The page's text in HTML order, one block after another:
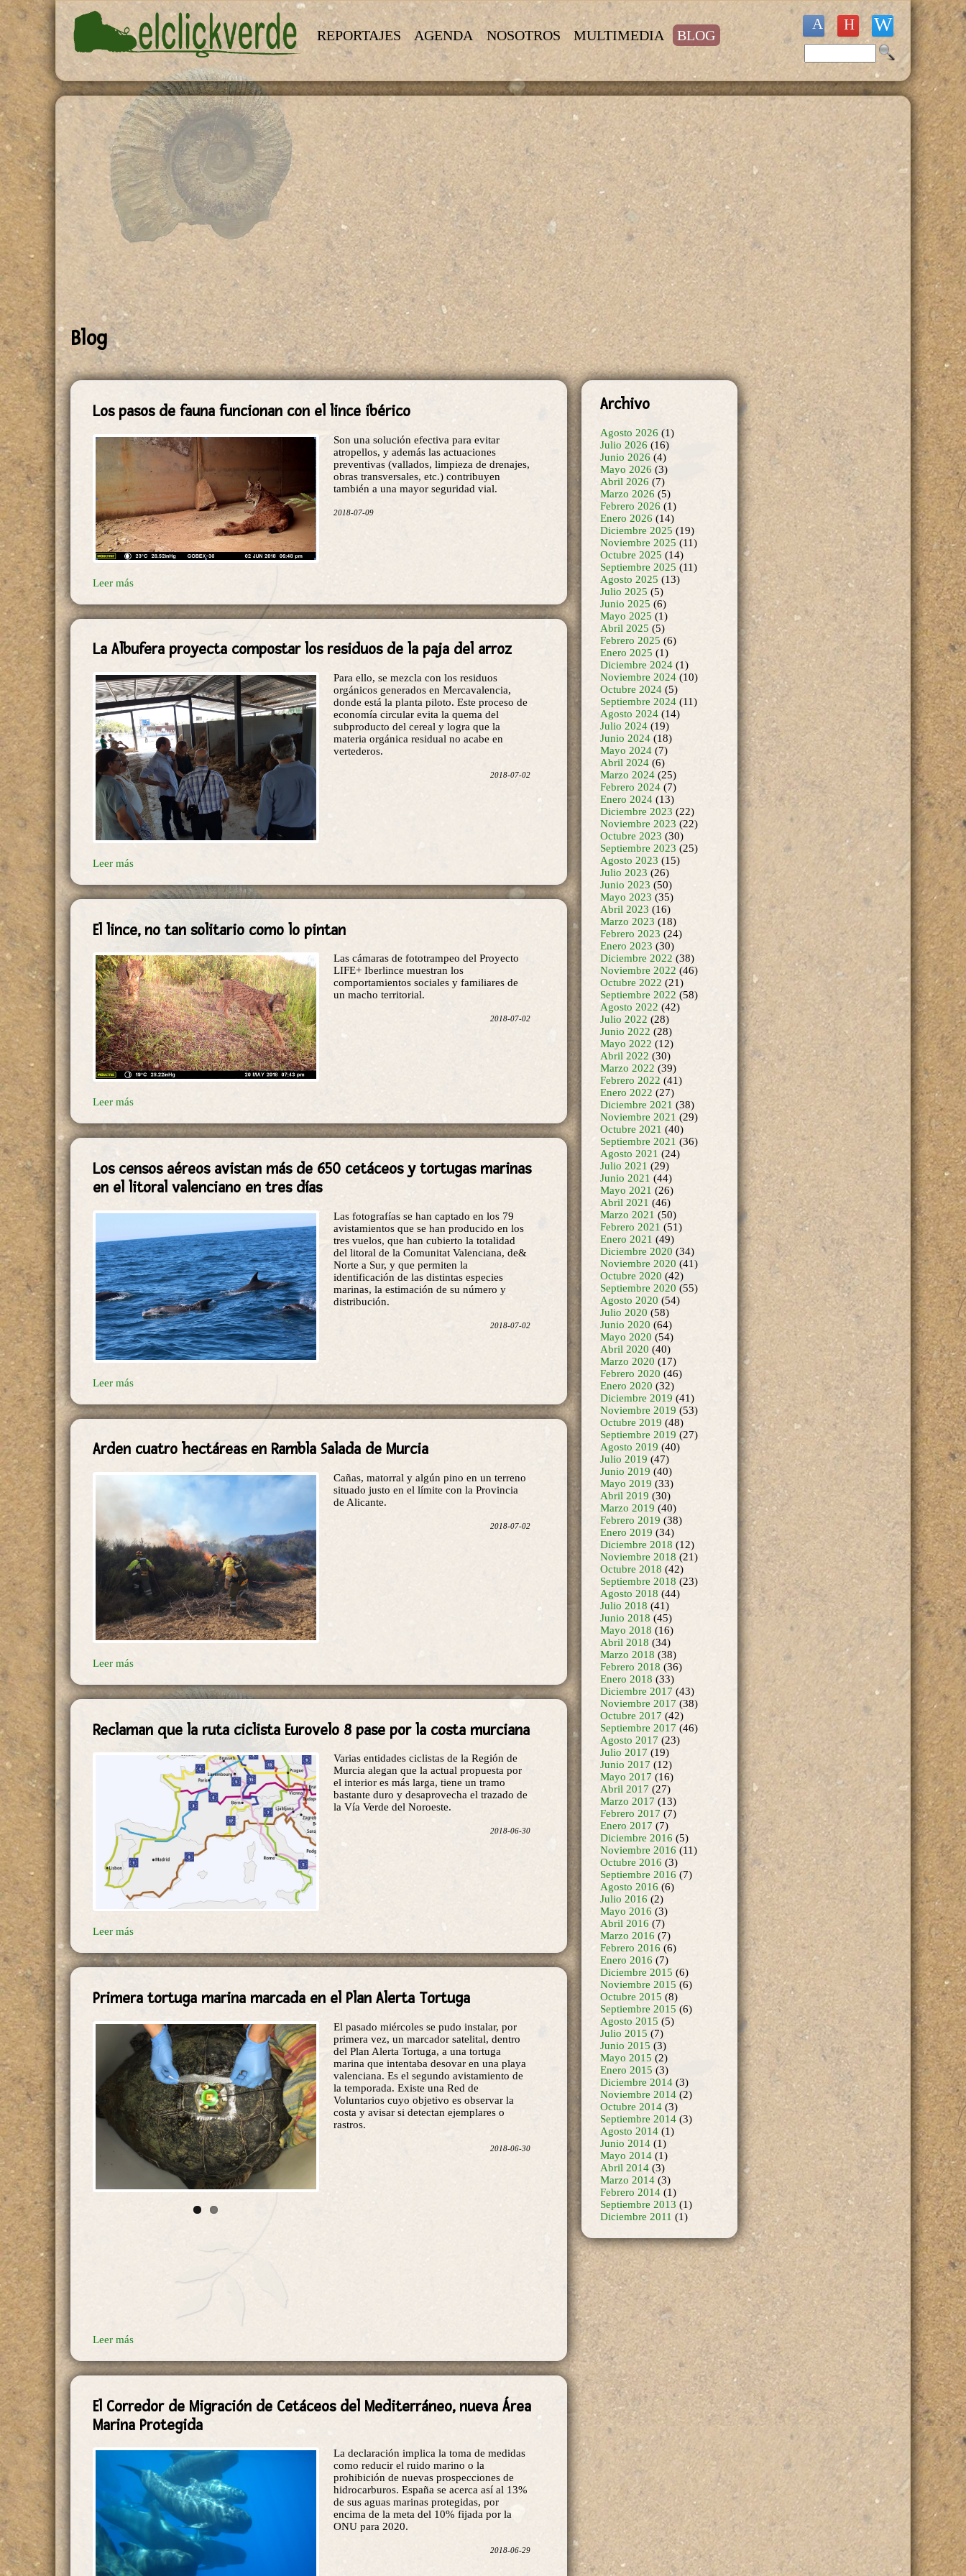
Pasar al contenido principal
REPORTAJES AGENDA NOSOTROS MULTIMEDIA BLOG
Formulario de búsqueda
Blog
Los pasos de fauna funcionan con el lince ibérico
Son una solución efectiva para evitar
atropellos, y además las actuaciones
preventivas (vallados, limpieza de drenajes,
obras transversales, etc.) contribuyen
también a una mayor seguridad vial.
2018-07-09
Leer más
La Albufera proyecta compostar los residuos de la paja del arroz
Para ello, se mezcla con los residuos
orgánicos generados en Mercavalencia,
donde está la planta piloto. Este proceso de
economía circular evita la quema del
subproducto del cereal y logra que la
materia orgánica residual no acabe en
vertederos.
2018-07-02
Leer más
El lince, no tan solitario como lo pintan
Las cámaras de fototrampeo del Proyecto
LIFE+ Iberlince muestran los
comportamientos sociales y familiares de
un macho territorial.
2018-07-02
Leer más
Los censos aéreos avistan más de 650 cetáceos y tortugas marinas
en el litoral valenciano en tres días
Las fotografías se han captado en los 79
avistamientos que se han producido en los
tres vuelos, que han cubierto la totalidad
del litoral de la Comunitat Valenciana, de&
Norte a Sur, y que permiten la
identificación de las distintas especies
marinas, la estimación de su número y
distribución.
2018-07-02
Leer más
Arden cuatro hectáreas en Rambla Salada de Murcia
Cañas, matorral y algún pino en un terreno
situado justo en el límite con la Provincia
de Alicante.
2018-07-02
Leer más
Reclaman que la ruta ciclista Eurovelo 8 pase por la costa murciana
Varias entidades ciclistas de la Región de
Murcia alegan que la actual propuesta por
el interior es más larga, tiene un tramo
bastante duro y desaprovecha el trazado de
la Vía Verde del Noroeste.
2018-06-30
Leer más
Primera tortuga marina marcada en el Plan Alerta Tortuga
El pasado miércoles se pudo instalar, por
primera vez, un marcador satelital, dentro
del Plan Alerta Tortuga, a una tortuga
marina que intentaba desovar en una playa
valenciana. Es el segundo avistamiento de
la temporada. Existe una Red de
Voluntarios cuyo objetivo es observar la
costa y avisar si detectan ejemplares o
rastros.
2018-06-30
El Corredor de Migración de Cetáceos del Mediterráneo, nueva Área
Marina Protegida
La declaración implica la toma de medidas
como reducir el ruido marino o la
prohibición de nuevas prospecciones de
hidrocarburos. España se acerca así al 13%
de sus aguas marinas protegidas, por
encima de la meta del 10% fijada por la
Archivo
Agosto 2026 (1)
Julio 2026 (16)
Junio 2026 (4)
Mayo 2026 (3)
Abril 2026 (7)
Marzo 2026 (5)
Febrero 2026 (1)
Enero 2026 (14)
Diciembre 2025 (19)
Noviembre 2025 (11)
Octubre 2025 (14)
Septiembre 2025 (11)
Agosto 2025 (13)
Julio 2025 (5)
Junio 2025 (6)
Mayo 2025 (1)
Abril 2025 (5)
Febrero 2025 (6)
Enero 2025 (1)
Diciembre 2024(1)
Noviembre 2024(10)
Octubre 2024(5)
Septiembre 2024(11)
Agosto 2024(14)
Julio 2024(19)
Junio 2024(18)
Mayo 2024(7)
Abril 2024(6)
Marzo 2024(25)
Febrero 2024(7)
Enero 2024(13)
Diciembre 2023 (22)
Noviembre 2023 (22)
Octubre 2023 (30)
Septiembre 2023 (25)
Agosto 2023 (15)
Julio 2023 (26)
Junio 2023 (50)
Mayo 2023 (35)
Abril 2023 (16)
Marzo 2023 (18)
Febrero 2023 (24)
Enero 2023 (30)
Diciembre 2022 (38)
Noviembre 2022 (46)
Octubre 2022 (21)
Septiembre 2022 (58)
Agosto 2022 (42)
Julio 2022 (28)
Junio 2022 (28)
Mayo 2022 (12)
Abril 2022 (30)
Marzo 2022 (39)
Febrero 2022 (41)
Enero 2022 (27)
Diciembre 2021 (38)
Noviembre 2021 (29)
Octubre 2021 (40)
Septiembre 2021 (36)
Agosto 2021 (24)
Julio 2021 (29)
Junio 2021 (44)
Mayo 2021 (26)
Abril 2021 (46)
Marzo 2021 (50)
Febrero 2021 (51)
Enero 2021 (49)
Diciembre 2020 (34)
Noviembre 2020 (41)
Octubre 2020 (42)
Septiembre 2020 (55)
Agosto 2020 (54)
Julio 2020 (58)
Junio 2020 (64)
Mayo 2020 (54)
Abril 2020 (40)
Marzo 2020 (17)
Febrero 2020 (46)
Enero 2020 (32)
Diciembre 2019 (41)
Noviembre 2019 (53)
Octubre 2019 (48)
Septiembre 2019 (27)
Agosto 2019 (40)
Julio 2019 (47)
Junio 2019 (40)
Mayo 2019 (33)
Abril 2019 (30)
Marzo 2019 (40)
Febrero 2019 (38)
Enero 2019 (34)
Diciembre 2018 (12)
Noviembre 2018 (21)
Octubre 2018 (42)
Septiembre 2018 (23)
Agosto 2018 (44)
Julio 2018 (41)
Junio 2018 (45)
Mayo 2018 (16)
Abril 2018 (34)
Marzo 2018 (38)
Febrero 2018 (36)
Enero 2018 (33)
Diciembre 2017 (43)
Noviembre 2017 (38)
Octubre 2017 (42)
Septiembre 2017 (46)
Agosto 2017 (23)
Julio 2017 (19)
Junio 2017 (12)
Mayo 2017 (16)
Abril 2017 (27)
Marzo 2017 (13)
Febrero 2017 (7)
Enero 2017 (7)
Diciembre 2016 (5)
Noviembre 2016 (11)
Octubre 2016 (3)
Septiembre 2016 (7)
Agosto 2016 (6)
Julio 2016 (2)
Mayo 2016 (3)
Abril 2016 (7)
Marzo 2016 (7)
Febrero 2016 (6)
Enero 2016 (7)
Diciembre 2015 (6)
Noviembre 2015 (6)
Octubre 2015 (8)
Septiembre 2015 (6)
Agosto 2015 (5)
Julio 2015 (7)
Junio 2015 (3)
Mayo 2015 (2)
Enero 2015 (3)
Diciembre 2014(3)
Noviembre 2014(2)
Octubre 2014(3)
Septiembre 2014(3)
Agosto 2014(1)
Junio 2014(1)
Mayo 2014(1)
Abril 2014(3)
Marzo 2014(3)
Febrero 2014(1)
Septiembre 2013 (1)
Diciembre 2011 (1)